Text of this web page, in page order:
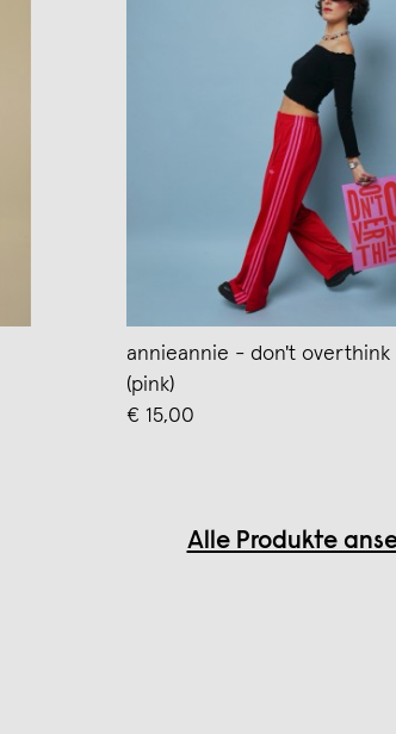
annieannie - don't
(pink)
€ 15,00
Alle Produkte